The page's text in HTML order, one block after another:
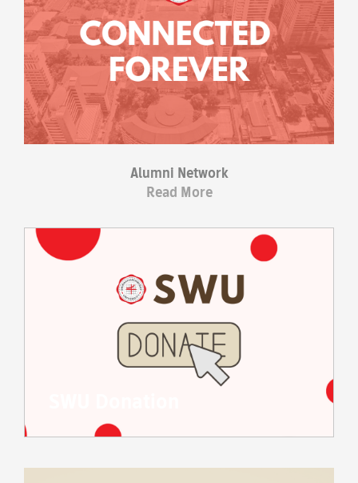
Alumni Network
Read More